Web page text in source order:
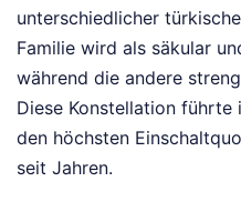
unterschiedlicher
Familie wird als säkular
während die andere
Diese Konstellation führte
den höchsten
seit Jahren.